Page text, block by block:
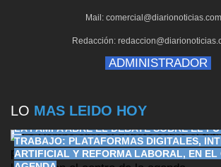
Mail:
Redacción:
ADMINISTRADOR
LO MAS LEIDO HOY
LA PAMPA ABRE EL DEBATE SOBRE EL
TRABAJO: PLATAFORMAS DIGITALES,
ARTIFICIAL Y REFORMA LABORAL, EN EL